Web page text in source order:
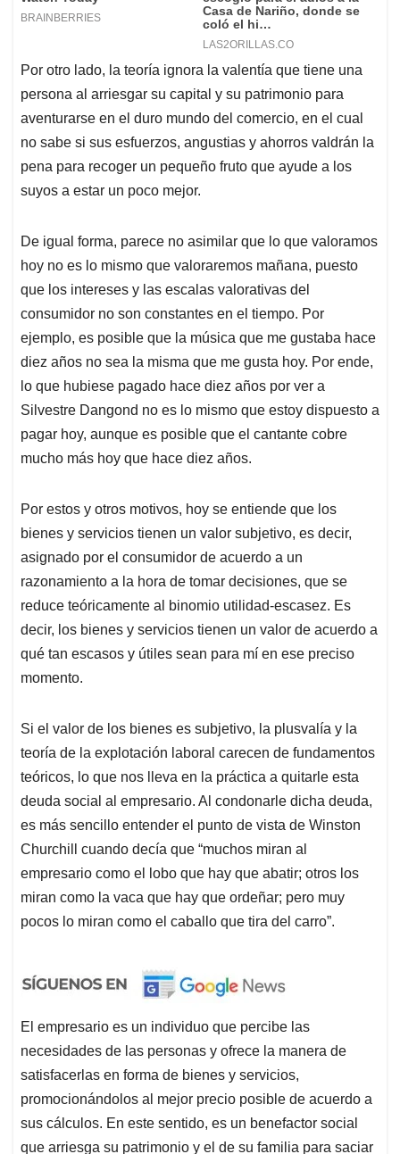
Por otro lado, la teoría ignora la valentía que tiene una
persona al arriesgar su capital y su patrimonio para
aventurarse en el duro mundo del comercio, en el cual
no sabe si sus esfuerzos, angustias y ahorros valdrán la
pena para recoger un pequeño fruto que ayude a los
suyos a estar un poco mejor.
De igual forma, parece no asimilar que lo que valoramos
hoy no es lo mismo que valoraremos mañana, puesto
que los intereses y las escalas valorativas del
consumidor no son constantes en el tiempo. Por
ejemplo, es posible que la música que me gustaba hace
diez años no sea la misma que me gusta hoy. Por ende,
lo que hubiese pagado hace diez años por ver a
Silvestre Dangond no es lo mismo que estoy dispuesto a
pagar hoy, aunque es posible que el cantante cobre
mucho más hoy que hace diez años.
Por estos y otros motivos, hoy se entiende que los
bienes y servicios tienen un valor subjetivo, es decir,
asignado por el consumidor de acuerdo a un
razonamiento a la hora de tomar decisiones, que se
reduce teóricamente al binomio utilidad-escasez. Es
decir, los bienes y servicios tienen un valor de acuerdo a
qué tan escasos y útiles sean para mí en ese preciso
momento.
Si el valor de los bienes es subjetivo, la plusvalía y la
teoría de la explotación laboral carecen de fundamentos
teóricos, lo que nos lleva en la práctica a quitarle esta
deuda social al empresario. Al condonarle dicha deuda,
es más sencillo entender el punto de vista de Winston
Churchill cuando decía que “muchos miran al
empresario como el lobo que hay que abatir; otros los
miran como la vaca que hay que ordeñar; pero muy
pocos lo miran como el caballo que tira del carro”.
El empresario es un individuo que percibe las
necesidades de las personas y ofrece la manera de
satisfacerlas en forma de bienes y servicios,
promocionándolos al mejor precio posible de acuerdo a
sus cálculos. En este sentido, es un benefactor social
que arriesga su patrimonio y el de su familia para saciar